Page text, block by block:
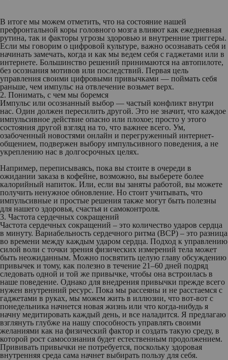
В итоге мы можем отметить, что на состояние нашей
префронтальной коры головного мозга влияют как ежедневная
рутина, так и факторы угрозы здоровью и внутренние триггеры.
Если мы говорим о цифровой культуре, важно осознавать себя и
начинать замечать, когда и как мы ведем себя с гаджетами или в
интернете. Большинство решений принимаются на автопилоте,
без осознания мотивов или последствий. Первая цель
управления своими цифровыми привычками — поймать себя
раньше, чем импульс на отвлечение возьмет верх.
2. Понимать, с чем мы боремся
Импульс или осознанный выбор — частый конфликт внутри
нас. Один должен пересилить другой. Это не значит, что каждое
импульсивное действие опасно или плохое; просто у этого
состояния другой взгляд на то, что важнее всего. Ум,
озабоченный новостями онлайн и перегруженный интернет-
общением, подвержен выбору импульсивного поведения, а не
укреплению нас в долгосрочных целях.
Например, переписываясь, пока вы стоите в очереди в
ожидании заказа в кофейне, возможно, вы выберете более
калорийный напиток. Или, если вы заняты работой, вы можете
получить ненужное обновление. Но стоит учитывать, что
импульсивные и простые решения также могут быть полезны
для нашего здоровья, счастья и самоконтроля.
3. Частота сердечных сокращений
Частота сердечных сокращений – это количество ударов сердца
в минуту. Вариабельность сердечного ритма (ВСР) – это разница
во времени между каждым ударом сердца. Подход к управлению
силой воли с точки зрения физических измерений тела может
быть неожиданным. Можно посвятить целую главу обсуждению
привычек и тому, как полезно в течение 21–60 дней подряд
следовать одной и той же привычке, чтобы она встроилась в
наше поведение. Однако для внедрения привычки прежде всего
нужен внутренний ресурс. Пока мы рассеяны и не расстаемся с
гаджетами в руках, мы можем жить в иллюзии, что вот-вот с
понедельника начнется новая жизнь или что когда-нибудь я
начну медитировать каждый день, и все наладится. Я предлагаю
взглянуть глубже на нашу способность управлять своими
желаниями как на физический фактор и создать такую среду, в
которой рост самосознания будет естественным продолжением.
Прививать привычки не потребуется, поскольку здоровая
внутренняя среда сама начнет выбирать пользу для себя.